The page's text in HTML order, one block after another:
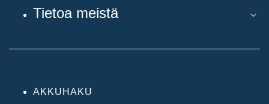
Tietoa meistä
AKKUHAKU